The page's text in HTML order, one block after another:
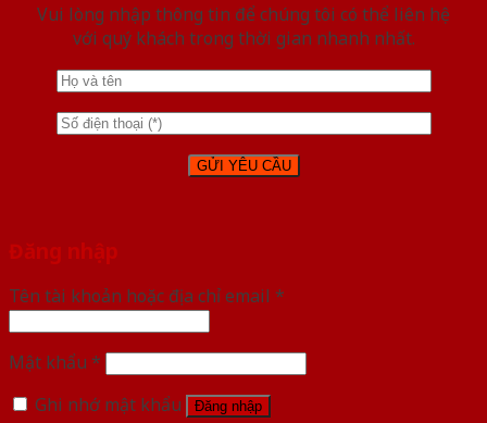
Vui lòng nhập thông tin để chúng tôi có thể liên hệ
với quý khách trong thời gian nhanh nhất.
Đăng nhập
Tên tài khoản hoặc địa chỉ email *
Mật khẩu *
Ghi nhớ mật khẩu
Đăng nhập